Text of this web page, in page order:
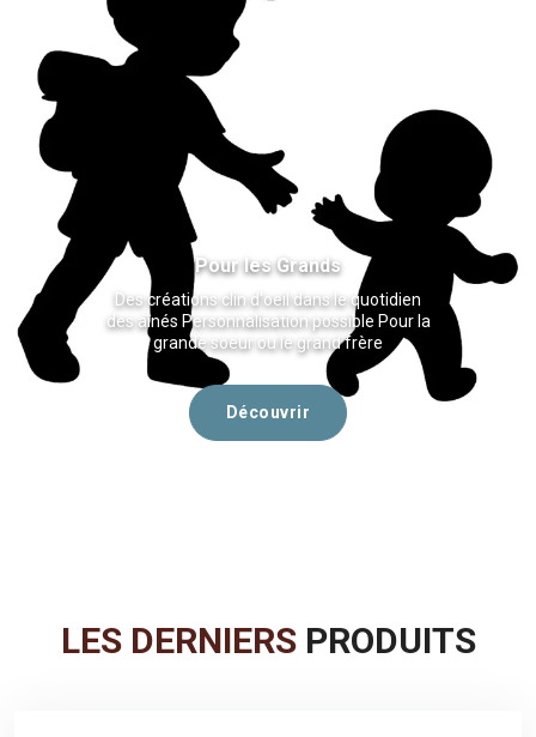
Pour les Grands
Des créations clin d'oeil dans le quotidien
des aînés Personnalisation possible Pour la
grande soeur ou le grand frère
Découvrir
LES DERNIERSPRODUITS